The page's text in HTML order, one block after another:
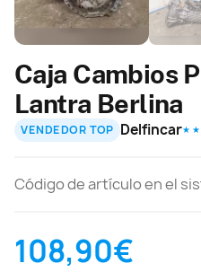
Caja Cambios
Lantra Berlina
VENDEDOR TOP Delfincar★
Código de artículo en el
108,90€